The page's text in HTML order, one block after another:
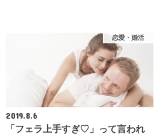
恋愛・婚活
2019.8.6
「フェラ上手すぎ♡」って言われ